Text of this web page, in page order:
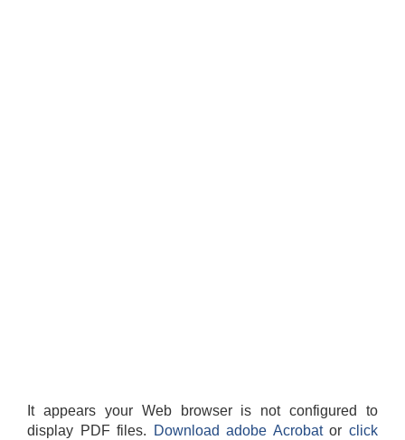
It appears your Web browser is not configured to
display PDF files.
Download adobe Acrobatorclick